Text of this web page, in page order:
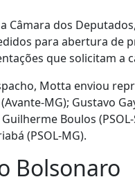
Câmara dos
para abertura de
que solicitam a
Motta enviou
MG); Gustavo
Boulos
(PSOL-MG).
Bolsonaro